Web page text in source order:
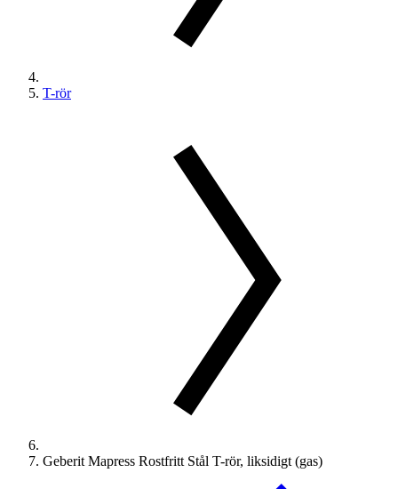
T-rör
Geberit Mapress Rostfritt Stål T-rör, liksidigt (gas)